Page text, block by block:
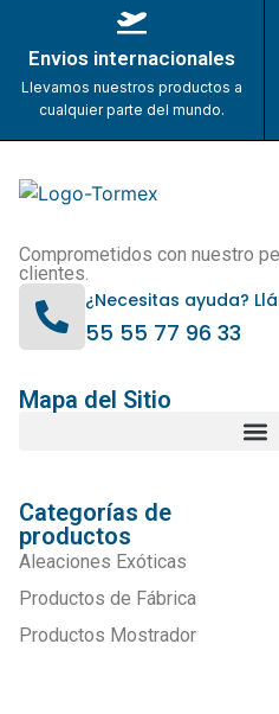
Envios internacionales
Llevamos nuestros productos a
cualquier parte del mundo.
Comprometidos con nuestro
clientes.
¿Necesitas ayuda?
55 55 77 96 33
Mapa del Sitio
Categorías de
productos
Aleaciones Exóticas
Productos de Fábrica
Productos Mostrador